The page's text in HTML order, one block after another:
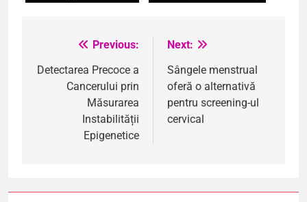
Navigare
în
articole
Previous:
Detectarea Precoce a
Cancerului prin
Măsurarea
Instabilității
Epigenetice
Next:
Sângele menstrual
oferă o alternativă
pentru screening-ul
cervical